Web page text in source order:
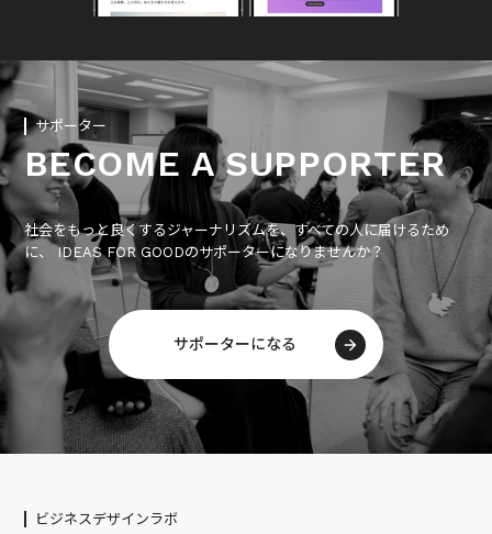
サポーター
BECOME A SUPPORTER
社会をもっと良くするジャーナリズムを、すべての人に届けるため
に、 IDEAS FOR GOODのサポーターになりませんか？
サポーターになる
ビジネスデザインラボ